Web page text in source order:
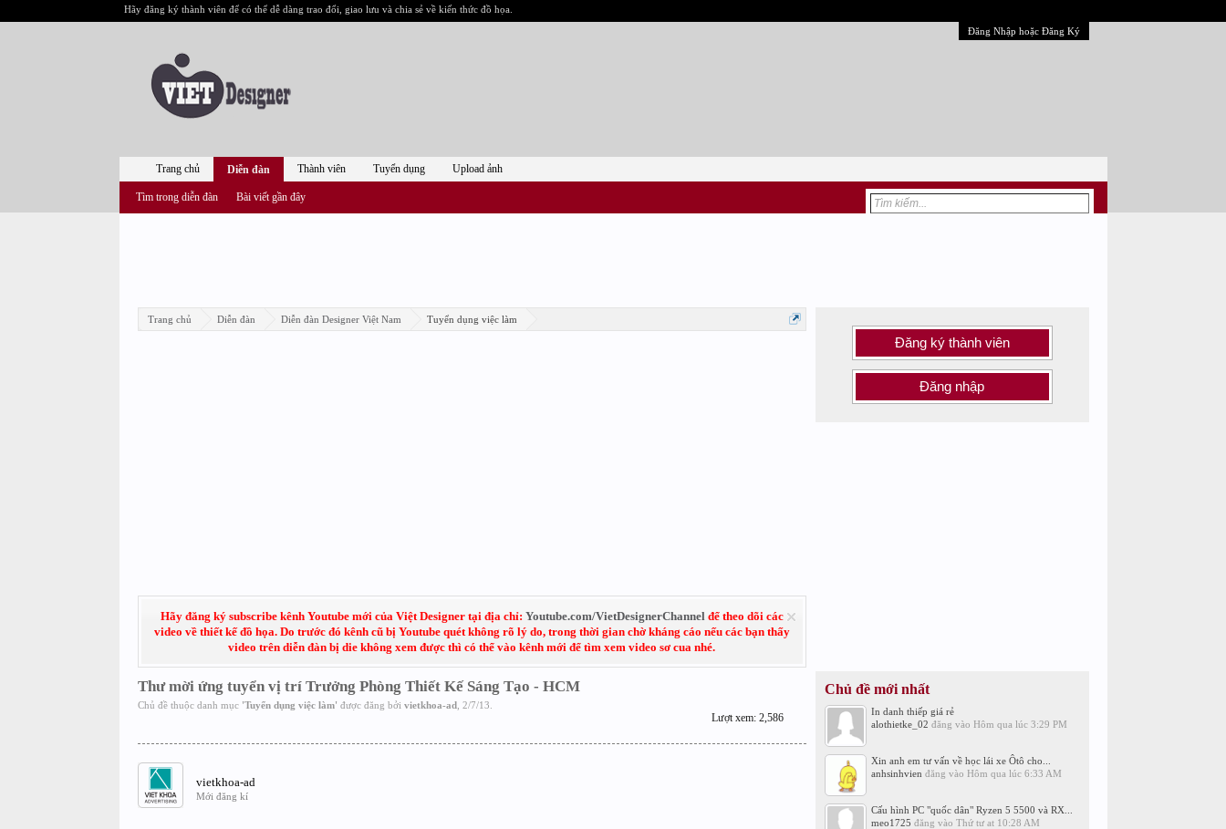
Hãy đăng ký thành viên để có thể dễ dàng trao đổi, giao lưu và chia sẻ về kiến thức đồ họa.
Đăng Nhập hoặc Đăng Ký
Trang chủ Diễn đàn Diễn đàn Designer Việt Nam Tuyển dụng việc làm
Hãy đăng ký subscribe kênh Youtube mới của Việt Designer tại địa chỉ: Youtube.com/VietDesignerChannelđể theo dõi các
video về thiết kế đồ họa. Do trước đó kênh cũ bị Youtube quét không rõ lý do, trong thời gian chờ kháng cáo nếu các bạn thấy
video trên diễn đàn bị die không xem được thì có thể vào kênh mới để tìm xem video sơ cua nhé.
Thư mời ứng tuyển vị trí Trưởng Phòng Thiết Kế Sáng Tạo - HCM
Chủ đề thuộc danh mục 'Tuyển dụng việc làm' được đăng bởi vietkhoa-ad, 2/7/13
Lượt xem: 2,586
vietkhoa-ad
Mới đăng kí
Đăng ký thành viên
Đăng nhập
Chủ đề mới nhất
In danh thiếp giá rẻ
alothietke_02 đăng vào Hôm qua lúc 3:29 PM
Xin anh em tư vấn về học lái xe Ôtô cho...
anhsinhvien đăng vào Hôm qua lúc 6:33 AM
Cấu hình PC "quốc dân" Ryzen 5 5500 và RX...
meo1725 đăng vào Thứ tư at 10:28 AM
Trang chủ Diễn đàn
Tìm trong diễn đàn Bài viết gần đây
Thành viên Tuyển dụng Upload ảnh